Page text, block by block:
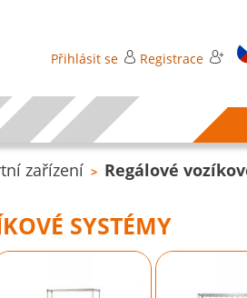
Přihlásit se Registrace
zařízení > Regálové
SYSTÉMY